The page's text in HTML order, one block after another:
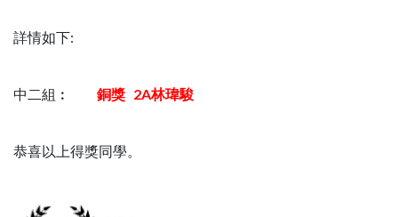
詳情如下:
中二組︰ 銅獎 2A林瑋駿
恭喜以上得獎同學。